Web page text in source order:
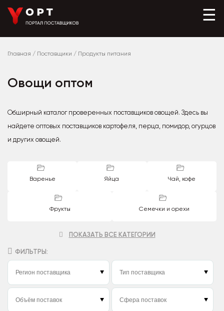
☰
Главная / Поставщики / Продукты питания
Овощи оптом
Обширный каталог проверенных поставщиков овощей. Здесь вы
найдете оптовых поставщиков картофеля, перца, помидор, огурцов
и других овощей.
Варенье Яйца Чай, кофе
Фрукты Семечки и орехи
ПОКАЗАТЬ ВСЕ КАТЕГОРИИ
ФИЛЬТРЫ: